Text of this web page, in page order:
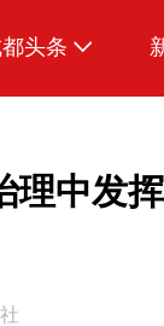
头条
本地理中发